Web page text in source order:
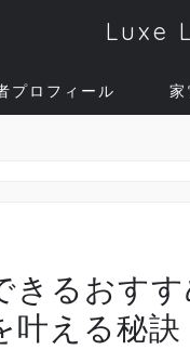
Luxe
プロフィール 家
きるおすす
叶える秘訣